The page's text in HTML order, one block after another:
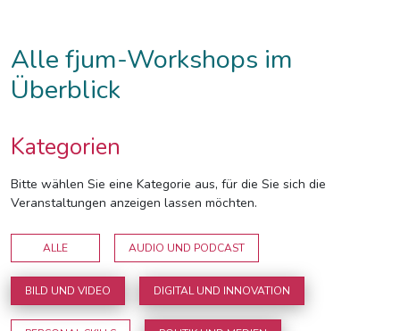
Alle fjum-Workshops im
Überblick
Kategorien
Bitte wählen Sie eine Kategorie aus, für die Sie sich die
Veranstaltungen anzeigen lassen möchten.
ALLE AUDIO UND PODCAST
BILD UND VIDEO DIGITAL UND INNOVATION